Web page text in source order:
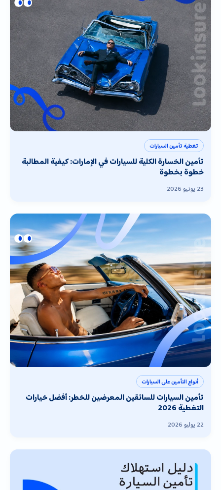
تغطية تأمين السيارات
تأمين الخسارة الكلية للسيارات في الإمارات: كيفية المطالبة
خطوة بخطوة
23 يونيو 2026
أنواع التأمين على السيارات
تأمين السيارات للسائقين المعرضين للخطر: أفضل خيارات
التغطية 2026
22 يوليو 2026